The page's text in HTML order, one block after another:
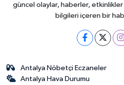
güncel olaylar, haberler,
bilgileri içeren bir
Antalya Nöbetçi Eczaneler
Antalya Hava Durumu